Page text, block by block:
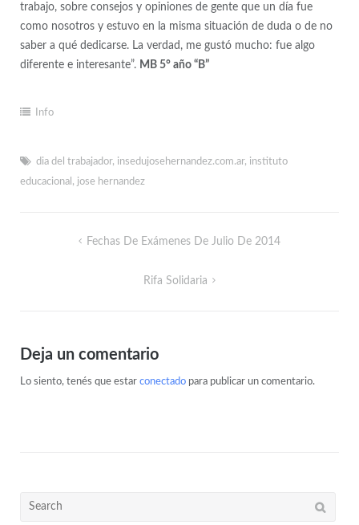
trabajo, sobre consejos y opiniones de gente que un día fue
como nosotros y estuvo en la misma situación de duda o de no
saber a qué dedicarse. La verdad, me gustó mucho: fue algo
diferente e interesante”. MB 5° año “B”
Info
dia del trabajador, insedujosehernandez.com.ar, instituto
educacional , jose hernandez
Fechas De Exámenes De Julio De 2014
Rifa Solidaria
Deja un comentario
Lo siento, tenés que estar conectadopara publicar un comentario.